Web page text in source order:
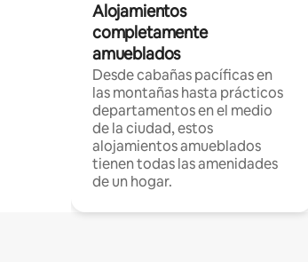
Alojamientos
completamente
amueblados
Desde cabañas pacíficas en
las montañas hasta prácticos
departamentos en el medio
de la ciudad, estos
alojamientos amueblados
tienen todas las amenidades
de un hogar.